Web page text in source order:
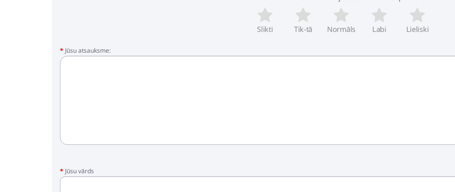
* Fotoattēli ir tikai kā piemērs, kas ir paredzēti produkta īpašību demonstrēšanai. Oriģinālā produkta
nosaukumā.
Slikti Tik-tā Normāls Labi Lieliski
Jūsu atsauksme:
Jūsu vārds